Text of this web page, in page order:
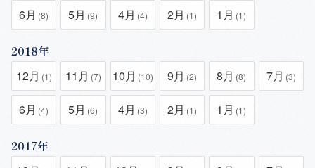
6月 (8) 5月 (9) 4月 (4) 2月 (1) 1月 (1)
2018年
12月 (1) 11月 (7) 10月 (10) 9月 (2) 8月 (8) 7月 (3)
6月 (4) 5月 (6) 4月 (3) 2月 (1) 1月 (1)
2017年